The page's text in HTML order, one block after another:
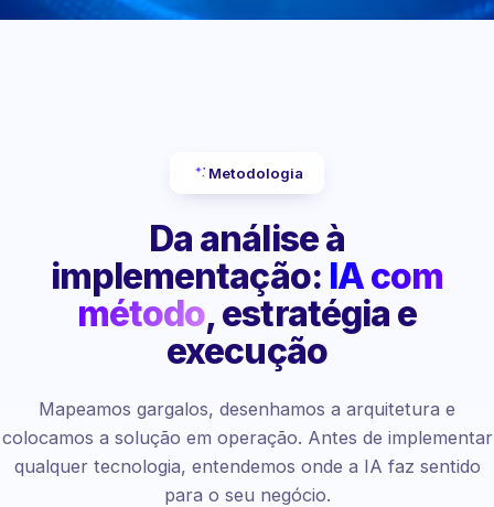
Metodologia
Da análise à
implementação: IA com
método, estratégia e
execução
Mapeamos gargalos, desenhamos a arquitetura e
colocamos a solução em operação. Antes de implementar
qualquer tecnologia, entendemos onde a IA faz sentido
para o seu negócio.